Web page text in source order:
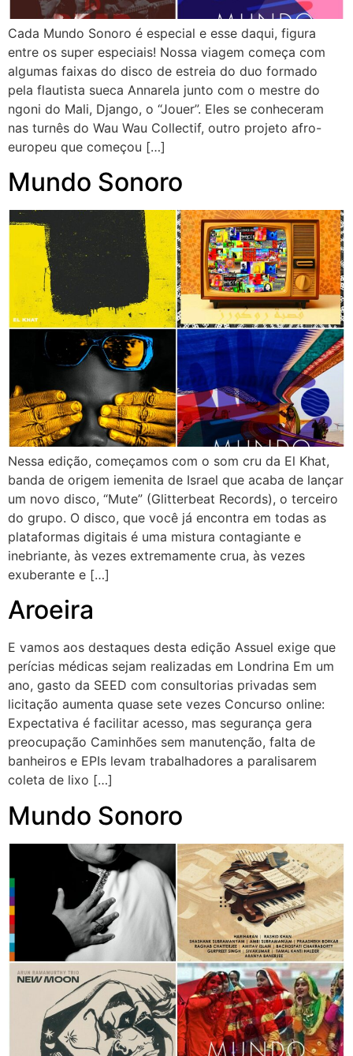
Cada Mundo Sonoro é especial e esse daqui, figura
entre os super especiais! Nossa viagem começa com
algumas faixas do disco de estreia do duo formado
pela flautista sueca Annarela junto com o mestre do
ngoni do Mali, Django, o “Jouer”. Eles se conheceram
nas turnês do Wau Wau Collectif, outro projeto afro-
europeu que começou […]
Mundo Sonoro
Nessa edição, começamos com o som cru da El Khat,
banda de origem iemenita de Israel que acaba de lançar
um novo disco, “Mute” (Glitterbeat Records), o terceiro
do grupo. O disco, que você já encontra em todas as
plataformas digitais é uma mistura contagiante e
inebriante, às vezes extremamente crua, às vezes
exuberante e […]
Aroeira
E vamos aos destaques desta edição Assuel exige que
perícias médicas sejam realizadas em Londrina Em um
ano, gasto da SEED com consultorias privadas sem
licitação aumenta quase sete vezes Concurso online:
Expectativa é facilitar acesso, mas segurança gera
preocupação Caminhões sem manutenção, falta de
banheiros e EPIs levam trabalhadores a paralisarem
coleta de lixo […]
Mundo Sonoro